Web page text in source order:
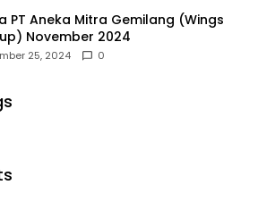
PT Aneka Mitra Gemilang (Wings
November 2024
25, 2024 0